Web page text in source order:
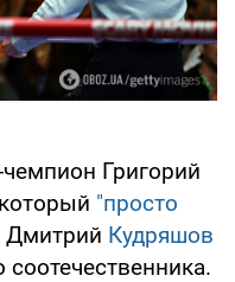
Григорий
"просто
Дмитрий Кудряшов
соотечественника.